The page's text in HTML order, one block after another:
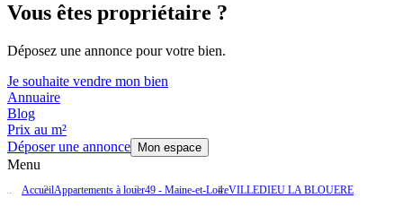
Vous êtes propriétaire ?
Déposez une annonce pour votre bien.
Je souhaite vendre mon bien
Annuaire
Blog
Prix au m²
Déposer une annonce
Mon espace
Menu
AccueilAppartements à louer49 - Maine-et-LoireVILLEDIEU LA BLOUERE